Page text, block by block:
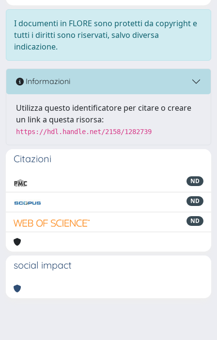
I documenti in FLORE sono protetti da copyright e
tutti i diritti sono riservati, salvo diversa
indicazione.
Informazioni
Utilizza questo identificatore per citare o creare
un link a questa risorsa:
https://hdl.handle.net/2158/1282739
Citazioni
ND
ND
ND
social impact